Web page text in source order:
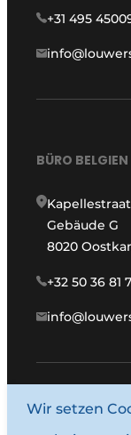
+31 495
BÜRO BELGIEN
Kapellestraat
Gebäude G
8020
+32 50 36 81
Wir setzen